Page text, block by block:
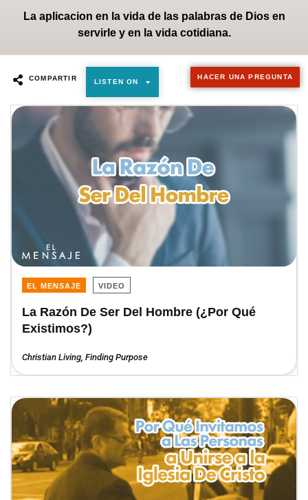
La aplicacion en la vida de las palabras de Dios en
servirle y en la vida cotidiana.
COMPARTIR LISTEN ON
HACER UNA PREGUNTA
EL MENSAJE VIDEO
La Razón De Ser Del Hombre (¿Por Qué
Existimos?)
Christian Living Finding Purpose